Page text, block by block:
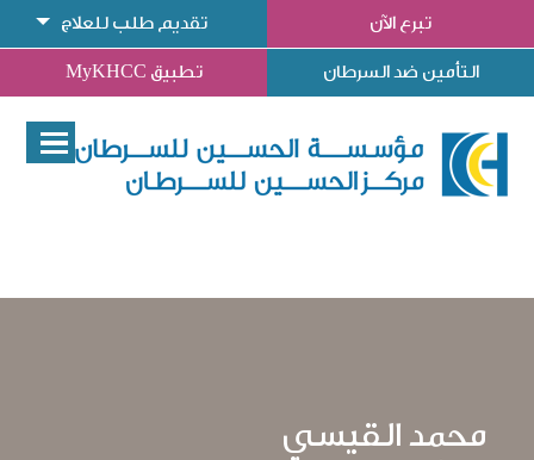
تبرع الآن تقديم طلب للعلاج
التأمين ضد السرطان تطبيق MyKHCC
محمد القيسي